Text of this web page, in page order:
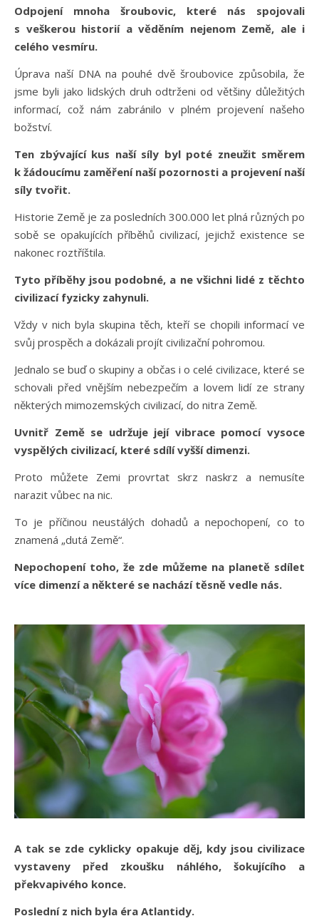
Odpojení mnoha šroubovic, které nás spojovali
s veškerou historií a věděním nejenom Země, ale i
celého vesmíru.
Úprava naší DNA na pouhé dvě šroubovice způsobila, že
jsme byli jako lidských druh odtrženi od většiny důležitých
informací, což nám zabránilo v plném projevení našeho
božství.
Ten zbývající kus naší síly byl poté zneužit směrem
k žádoucímu zaměření naší pozornosti a projevení naší
síly tvořit.
Historie Země je za posledních 300.000 let plná různých po
sobě se opakujících příběhů civilizací, jejichž existence se
nakonec roztříštila.
Tyto příběhy jsou podobné, a ne všichni lidé z těchto
civilizací fyzicky zahynuli.
Vždy v nich byla skupina těch, kteří se chopili informací ve
svůj prospěch a dokázali projít civilizační pohromou.
Jednalo se buď o skupiny a občas i o celé civilizace, které se
schovali před vnějším nebezpečím a lovem lidí ze strany
některých mimozemských civilizací, do nitra Země.
Uvnitř Země se udržuje její vibrace pomocí vysoce
vyspělých civilizací, které sdílí vyšší dimenzi.
Proto můžete Zemi provrtat skrz naskrz a nemusíte
narazit vůbec na nic.
To je příčinou neustálých dohadů a nepochopení, co to
znamená „dutá Země“.
Nepochopení toho, že zde můžeme na planetě sdílet
více dimenzí a některé se nachází těsně vedle nás.
A tak se zde cyklicky opakuje děj, kdy jsou civilizace
vystaveny před zkoušku náhlého, šokujícího a
překvapivého konce.
Poslední z nich byla éra Atlantidy.